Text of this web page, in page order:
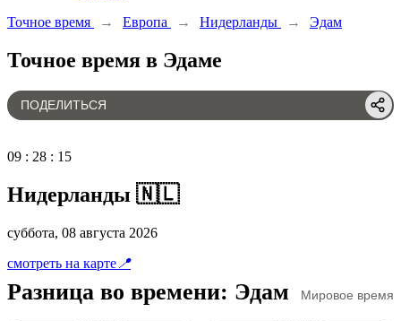
Точное время
→ Европа → Нидерланды → Эдам
Точное время в Эдаме
ПОДЕЛИТЬСЯ
09 : 28 : 15
Нидерланды 🇳🇱
суббота, 08 августа 2026
смотреть на карте 📍
Разница во времени: Эдам Мировое время